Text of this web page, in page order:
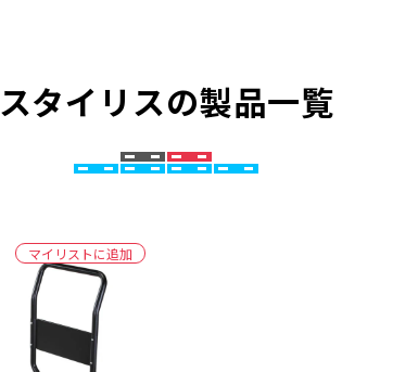
スタイリスの製品一覧
マイリストに追加